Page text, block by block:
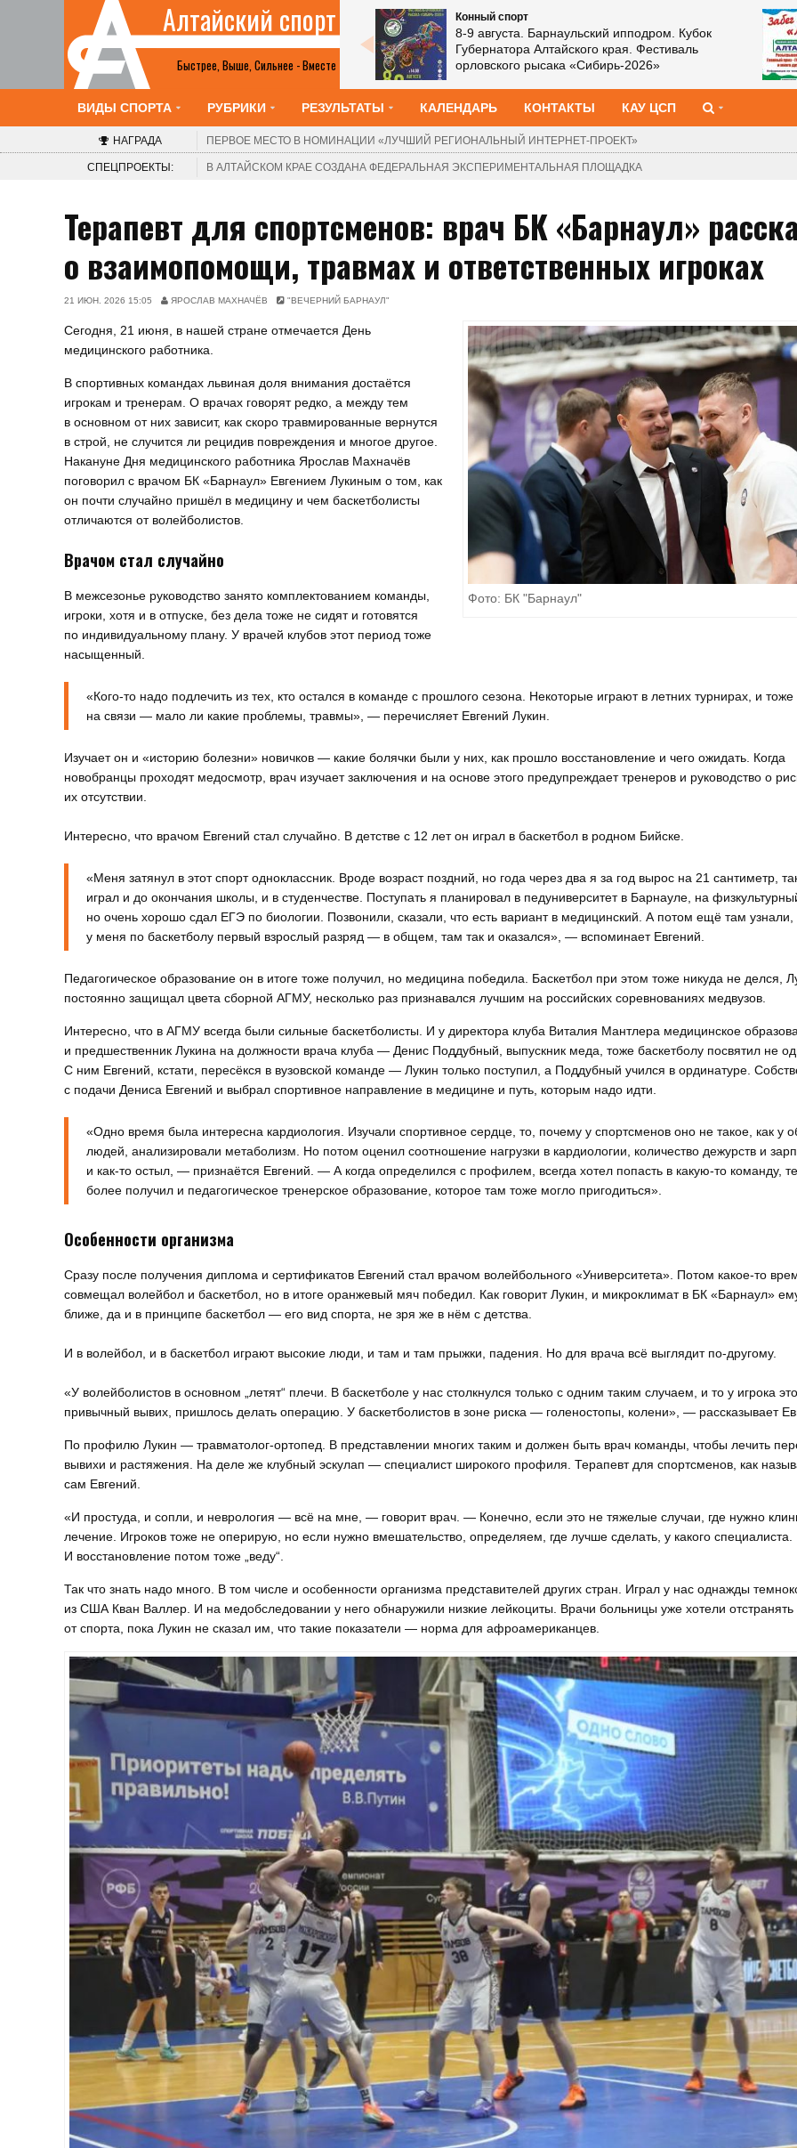
Быстрее, Выше, Сильнее - Вместе
Алтайский спорт
Все анонсы
Конный спорт
8-9 августа. Барнаульский ипподром. Кубок
Губернатора Алтайского края. Фестиваль
орловского рысака «Сибирь‑2026»
ВИДЫ СПОРТА РУБРИКИ РЕЗУЛЬТАТЫ КАЛЕНДАРЬ КОНТАКТЫ КАУ ЦСП
НАГРАДА ПЕРВОЕ МЕСТО В НОМИНАЦИИ «ЛУЧШИЙ РЕГИОНАЛЬНЫЙ ИНТЕРНЕТ-ПРОЕКТ»
СПЕЦПРОЕКТЫ: В АЛТАЙСКОМ КРАЕ СОЗДАНА ФЕДЕРАЛЬНАЯ ЭКСПЕРИМЕНТАЛЬНАЯ ПЛОЩАДКА
Терапевт для спортсменов: врач БК «Барнаул»
о взаимопомощи, травмах и ответственных игроках
21 ИЮН. 2026 15:05 ЯРОСЛАВ МАХНАЧЁВ "ВЕЧЕРНИЙ БАРНАУЛ"
Фото: БК "Барнаул"
Сегодня, 21 июня, в нашей стране отмечается День
медицинского работника.
В спортивных командах львиная доля внимания достаётся
игрокам и тренерам. О врачах говорят редко, а между тем
в основном от них зависит, как скоро травмированные вернутся
в строй, не случится ли рецидив повреждения и многое другое.
Накануне Дня медицинского работника Ярослав Махначёв
поговорил с врачом БК «Барнаул» Евгением Лукиным о том, как
он почти случайно пришёл в медицину и чем баскетболисты
отличаются от волейболистов.
Врачом стал случайно
В межсезонье руководство занято комплектованием команды,
игроки, хотя и в отпуске, без дела тоже не сидят и готовятся
по индивидуальному плану. У врачей клубов этот период тоже
насыщенный.
«Кого-то надо подлечить из тех, кто остался в команде с прошлого сезона. Некоторые играют в летних турнирах, и
на связи — мало ли какие проблемы, травмы», — перечисляет Евгений Лукин.
Изучает он и «историю болезни» новичков — какие болячки были у них, как прошло восстановление и чего ожидать. Когда
новобранцы проходят медосмотр, врач изучает заключения и на основе этого предупреждает тренеров и руководство о
их отсутствии.
Интересно, что врачом Евгений стал случайно. В детстве с 12 лет он играл в баскетбол в родном Бийске.
«Меня затянул в этот спорт одноклассник. Вроде возраст поздний, но года через два я за год вырос на 21 сантиметр,
играл и до окончания школы, и в студенчестве. Поступать я планировал в педуниверситет в Барнауле, на
но очень хорошо сдал ЕГЭ по биологии. Позвонили, сказали, что есть вариант в медицинский. А потом ещё там узнали,
у меня по баскетболу первый взрослый разряд — в общем, там так и оказался», — вспоминает Евгений.
Педагогическое образование он в итоге тоже получил, но медицина победила. Баскетбол при этом тоже никуда не делся,
постоянно защищал цвета сборной АГМУ, несколько раз признавался лучшим на российских соревнованиях медвузов.
Интересно, что в АГМУ всегда были сильные баскетболисты. И у директора клуба Виталия Мантлера медицинское
и предшественник Лукина на должности врача клуба — Денис Поддубный, выпускник меда, тоже баскетболу посвятил не
С ним Евгений, кстати, пересёкся в вузовской команде — Лукин только поступил, а Поддубный учился в ординатуре.
с подачи Дениса Евгений и выбрал спортивное направление в медицине и путь, которым надо идти.
«Одно время была интересна кардиология. Изучали спортивное сердце, то, почему у спортсменов оно не такое, как у
людей, анализировали метаболизм. Но потом оценил соотношение нагрузки в кардиологии, количество дежурств и
и как-то остыл, — признаётся Евгений. — А когда определился с профилем, всегда хотел попасть в какую-то команду,
более получил и педагогическое тренерское образование, которое там тоже могло пригодиться».
Особенности организма
Сразу после получения диплома и сертификатов Евгений стал врачом волейбольного «Университета». Потом какое-то
совмещал волейбол и баскетбол, но в итоге оранжевый мяч победил. Как говорит Лукин, и микроклимат в БК «Барнаул»
ближе, да и в принципе баскетбол — его вид спорта, не зря же в нём с детства.
И в волейбол, и в баскетбол играют высокие люди, и там и там прыжки, падения. Но для врача всё выглядит по-другому.
«У волейболистов в основном „летят“ плечи. В баскетболе у нас столкнулся только с одним таким случаем, и то у игрока
привычный вывих, пришлось делать операцию. У баскетболистов в зоне риска — голеностопы, колени», — рассказывает
По профилю Лукин — травматолог-ортопед. В представлении многих таким и должен быть врач команды, чтобы лечить
вывихи и растяжения. На деле же клубный эскулап — специалист широкого профиля. Терапевт для спортсменов, как
сам Евгений.
«И простуда, и сопли, и неврология — всё на мне, — говорит врач. — Конечно, если это не тяжелые случаи, где нужно
лечение. Игроков тоже не оперирую, но если нужно вмешательство, определяем, где лучше сделать, у какого специалиста.
И восстановление потом тоже „веду“.
Так что знать надо много. В том числе и особенности организма представителей других стран. Играл у нас однажды
из США Кван Валлер. И на медобследовании у него обнаружили низкие лейкоциты. Врачи больницы уже хотели отстранять
от спорта, пока Лукин не сказал им, что такие показатели — норма для афроамериканцев.